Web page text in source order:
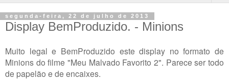
segunda-feira, 22 de julho de 2013
Display BemProduzido. - Minions
Muito legal e BemProduzido este display no formato de
Minions do filme "Meu Malvado Favorito 2". Parece ser todo
de papelão e de encaixes.